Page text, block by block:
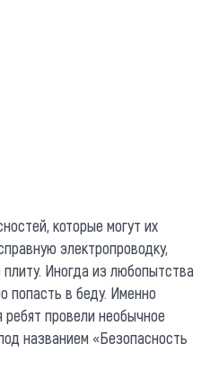
которые могут их
электропроводку,
Иногда из любопытства
попасть в беду. Именно
ребят провели необычное
названием «Безопасность